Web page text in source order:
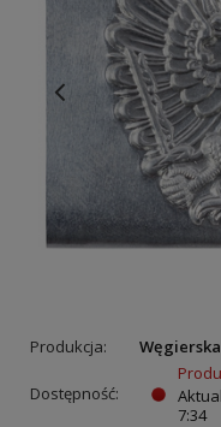
Produkcja: Węgierska
Dostępność:
7:34